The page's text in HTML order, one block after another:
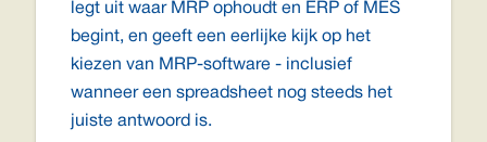
legt uit waar MRP ophoudt en ERP of MES
begint, en geeft een eerlijke kijk op het
kiezen van MRP-software - inclusief
wanneer een spreadsheet nog steeds het
juiste antwoord is.